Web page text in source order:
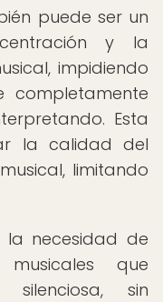
puede ser un
y la
impidiendo
completamente
Esta
la calidad del
limitando
la necesidad de
musicales que
sin